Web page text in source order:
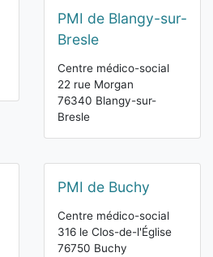
PMI de Blangy-sur-
Bresle
Centre médico-social
22 rue Morgan
76340 Blangy-sur-
Bresle
PMI de Buchy
Centre médico-social
316 le Clos-de-l'Église
76750 Buchy